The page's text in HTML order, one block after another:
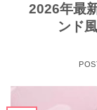
2026年最
ンド